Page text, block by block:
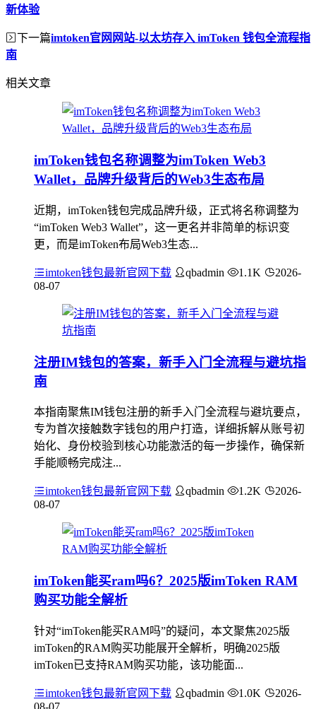
新体验
下一篇imtoken官网网站-以太坊存入 imToken 钱包全流程指
南
相关文章
imToken钱包名称调整为imToken Web3
Wallet，品牌升级背后的Web3生态布局
近期，imToken钱包完成品牌升级，正式将名称调整为
“imToken Web3 Wallet”，这一更名并非简单的标识变
更，而是imToken布局Web3生态...
imtoken钱包最新官网下载 qbadmin 1.1K
2026-
08-07
注册IM钱包的答案，新手入门全流程与避坑指
南
本指南聚焦IM钱包注册的新手入门全流程与避坑要点，
专为首次接触数字钱包的用户打造，详细拆解从账号初
始化、身份校验到核心功能激活的每一步操作，确保新
手能顺畅完成注...
imtoken钱包最新官网下载 qbadmin 1.2K
2026-
08-07
imToken能买ram吗6？2025版imToken RAM
购买功能全解析
针对“imToken能买RAM吗”的疑问，本文聚焦2025版
imToken的RAM购买功能展开全解析，明确2025版
imToken已支持RAM购买功能，该功能面...
imtoken钱包最新官网下载 qbadmin 1.0K
2026-
08-07